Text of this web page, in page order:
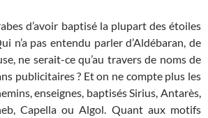
d’avoir baptisé la plupart des étoiles
n’a pas entendu parler d’Aldébaran, de
ne serait-ce qu’au travers de noms de
publicitaires ? Et on ne compte plus les
enseignes, baptisés Sirius, Antarès,
Capella ou Algol. Quant aux motifs